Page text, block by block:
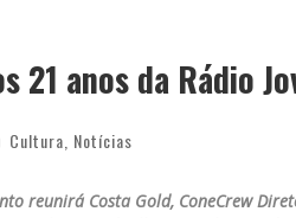
21 anos da Rádio
Cultura Notícias
reunirá Costa Gold, ConeCrew